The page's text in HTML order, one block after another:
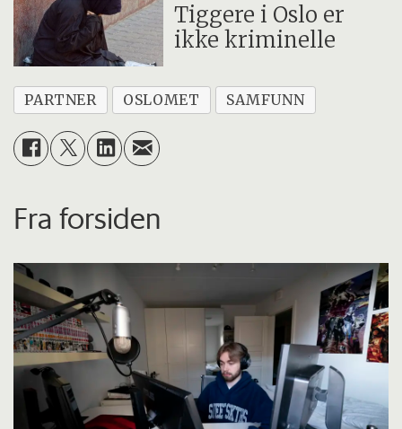
Tiggere i Oslo er
ikke kriminelle
PARTNER OSLOMET SAMFUNN
Fra forsiden